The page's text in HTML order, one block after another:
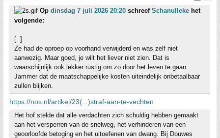
Op dinsdag 7 juli 2026 20:20 schreef Schanulleke het
volgende:
[..]
Ze had de oproep op voorhand verwijderd en was zelf niet
aanwezig. Maar goed, je wilt het liever niet zien. Dat is
waarschijnlijk ook lekker rustig om zo door het leven te gaan.
Jammer dat de maatschappelijke kosten uiteindelijk onbetaalbaar
zullen blijken.
https://nos.nl/artikel/23(...)straf-aan-te-vechten
Het hof stelde dat alle verdachten zich schuldig hebben gemaakt
aan het versperren van de snelweg, het verhinderen van een
geoorloofde betoging en het uitoefenen van dwang. Bij Douwes